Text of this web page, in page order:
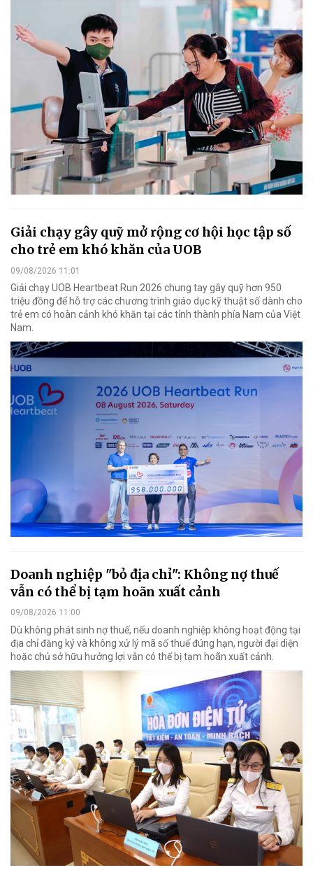
Giải chạy gây quỹ mở rộng cơ hội học tập số
cho trẻ em khó khăn của UOB
09/08/2026 11:01
Giải chạy UOB Heartbeat Run 2026 chung tay gây quỹ hơn 950
triệu đồng để hỗ trợ các chương trình giáo dục kỹ thuật số dành cho
trẻ em có hoàn cảnh khó khăn tại các tỉnh thành phía Nam của Việt
Nam.
Doanh nghiệp "bỏ địa chỉ": Không nợ thuế
vẫn có thể bị tạm hoãn xuất cảnh
09/08/2026 11:00
Dù không phát sinh nợ thuế, nếu doanh nghiệp không hoạt động tại
địa chỉ đăng ký và không xử lý mã số thuế đúng hạn, người đại diện
hoặc chủ sở hữu hưởng lợi vẫn có thể bị tạm hoãn xuất cảnh.